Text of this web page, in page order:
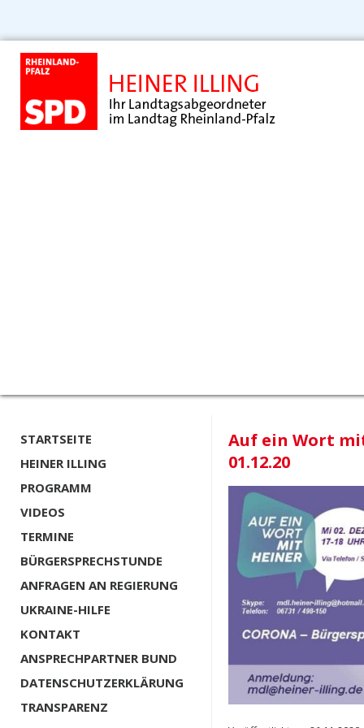
STARTSEITE
HEINER ILLING
PROGRAMM
VIDEOS
TERMINE
BÜRGERSPRECHSTUNDE
ANFRAGEN AN REGIERUNG
UKRAINE-HILFE
KONTAKT
ANSPRECHPARTNER BUND
DATENSCHUTZERKLÄRUNG
TRANSPARENZ
Auf ein Wort
01.12.20